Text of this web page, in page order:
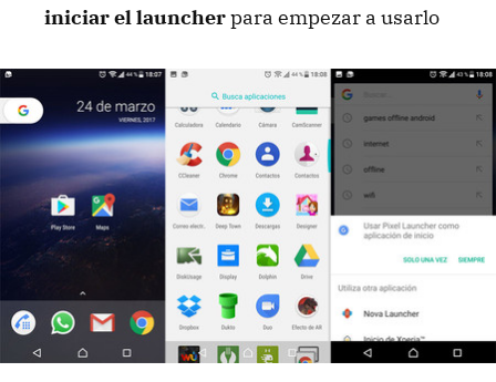
iniciar el launcherpara empezar a usarlo